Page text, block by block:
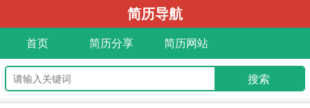
简历导航
首页 简历分享 简历网站